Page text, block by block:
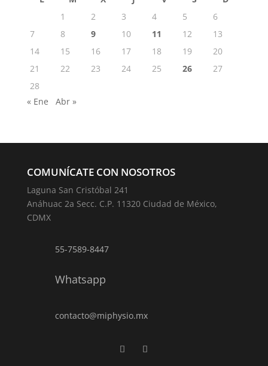
1
2 3 4 5
6
7
8 9 10 11 12
13
14
15 16 17 18 19
20
21
22 23 24 25 26
27
28
« Ene
Abr »
COMUNÍCATE CON NOSOTROS
Laguna San Cristóbal 241
Anáhuac 2a Secc. C.P. 11320 Ciudad de México,
CDMX
55-7589-8447
Whatsapp
contacto@miphysio.mx